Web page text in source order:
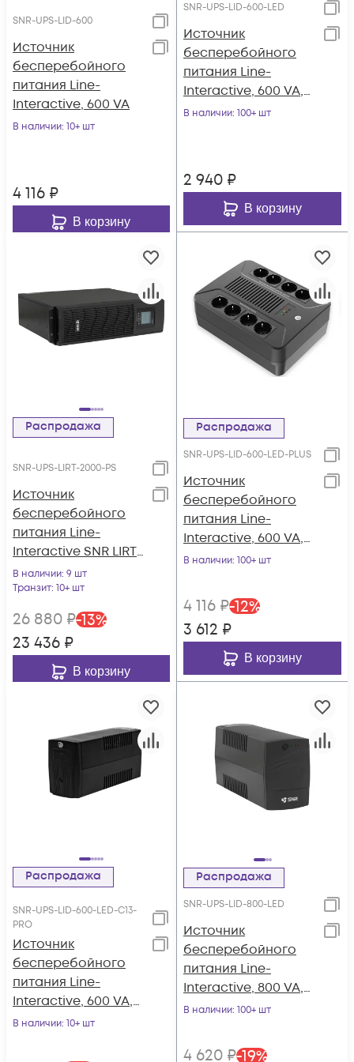
SNR-UPS-LID-600
Источник
бесперебойного
питания Line-
Interactive, 600 VA
В наличии: 10+ шт
4 116 ₽
В корзину
SNR-UPS-LID-600-LED
Источник
бесперебойного
питания Line-
Interactive, 600 VA,
LED
В наличии: 100+ шт
2 940 ₽
В корзину
Распродажа
SNR-UPS-LIRT-2000-PS
Источник
бесперебойного
питания Line-
Interactive SNR LIRT
2000ВА/1600Вт (PF-
0.8), 1ф:1ф (220-240В),
36В (DC) (3x9Ач)
В наличии: 9 шт
Транзит: 10+ шт
26 880 ₽-13%
23 436 ₽
В корзину
Распродажа
SNR-UPS-LID-600-LED-PLUS
Источник
бесперебойного
питания Line-
Interactive, 600 VA,
LED, USB, 8 Schuko
В наличии: 100+ шт
4 116 ₽-12%
3 612 ₽
В корзину
Распродажа
SNR-UPS-LID-600-LED-C13-
PRO
Источник
бесперебойного
питания Line-
Interactive, 600 VA,
LED серия PRO,
IEC320 C13
В наличии: 10+ шт
Распродажа
SNR-UPS-LID-800-LED
Источник
бесперебойного
питания Line-
Interactive, 800 VA,
LED
В наличии: 100+ шт
4 620 ₽-19%